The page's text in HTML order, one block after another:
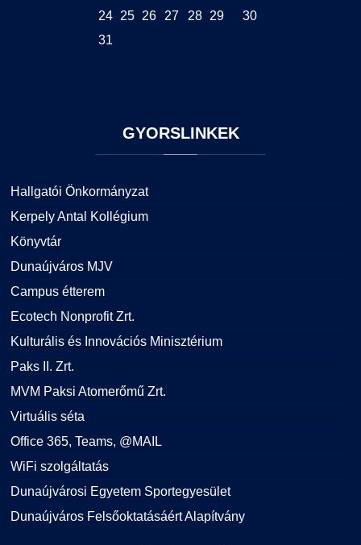
24
25 26 27 28 29
30
31
GYORSLINKEK
Hallgatói Önkormányzat
Kerpely Antal Kollégium
Könyvtár
Dunaújváros MJV
Campus étterem
Ecotech Nonprofit Zrt.
Kulturális és Innovációs Minisztérium
Paks II. Zrt.
MVM Paksi Atomerőmű Zrt.
Virtuális séta
Office 365, Teams, @MAIL
WiFi szolgáltatás
Dunaújvárosi Egyetem Sportegyesület
Dunaújváros Felsőoktatásáért Alapítvány